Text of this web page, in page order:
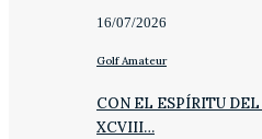
16/07/2026
Golf Amateur
CON EL ESPÍRITU
XCVIII…